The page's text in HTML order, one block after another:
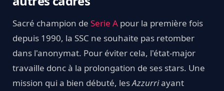
Sacré champion de Serie A pour la première fois
depuis 1990, la SSC ne souhaite pas retomber
dans l'anonymat. Pour éviter cela, l'état-major
travaille donc à la prolongation de ses stars. Une
mission qui a bien débuté, lesAzzurriayant